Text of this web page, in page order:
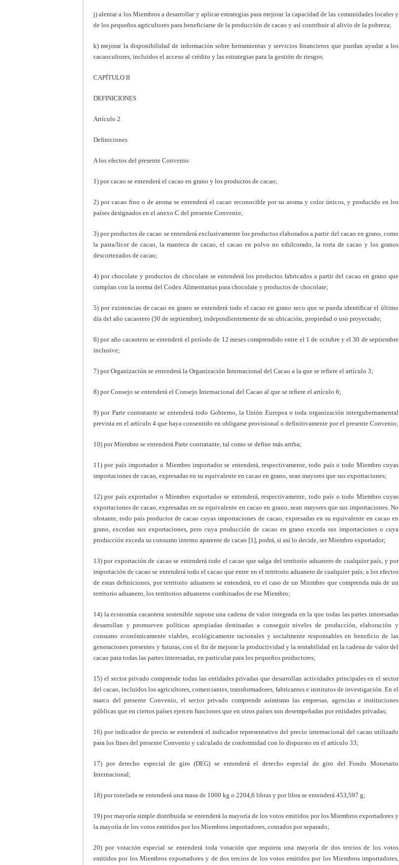
j) alentar a los Miembros a desarrollar y aplicar estrategias para mejorar la capacidad de las comunidades locales y
de los pequeños agricultores para beneficiarse de la producción de cacao y así contribuir al alivio de la pobreza;
k) mejorar la disponibilidad de información sobre herramientas y servicios financieros que puedan ayudar a los
cacaocultores, incluidos el acceso al crédito y las estrategias para la gestión de riesgos.
CAPÍTULO II
DEFINICIONES
Artículo 2
Definiciones
A los efectos del presente Convenio:
1) por cacao se entenderá el cacao en grano y los productos de cacao;
2) por cacao fino o de aroma se entenderá el cacao reconocible por su aroma y color únicos, y producido en los
países designados en el anexo C del presente Convenio;
3) por productos de cacao se entenderá exclusivamente los productos elaborados a partir del cacao en grano, como
la pasta/licor de cacao, la manteca de cacao, el cacao en polvo no edulcorado, la torta de cacao y los granos
descortezados de cacao;
4) por chocolate y productos de chocolate se entenderá los productos fabricados a partir del cacao en grano que
cumplan con la norma del Codex Alimentarius para chocolate y productos de chocolate;
5) por existencias de cacao en grano se entenderá todo el cacao en grano seco que se pueda identificar el último
día del año cacaotero (30 de septiembre), independientemente de su ubicación, propiedad o uso proyectado;
6) por año cacaotero se entenderá el período de 12 meses comprendido entre el 1 de octubre y el 30 de septiembre
inclusive;
7) por Organización se entenderá la Organización Internacional del Cacao a la que se refiere el artículo 3;
8) por Consejo se entenderá el Consejo Internacional del Cacao al que se refiere el artículo 6;
9) por Parte contratante se entenderá todo Gobierno, la Unión Europea o toda organización intergubernamental
prevista en el artículo 4 que haya consentido en obligarse provisional o definitivamente por el presente Convenio;
10) por Miembro se entenderá Parte contratante, tal como se define más arriba;
11) por país importador o Miembro importador se entenderá, respectivamente, todo país o todo Miembro cuyas
importaciones de cacao, expresadas en su equivalente en cacao en grano, sean mayores que sus exportaciones;
12) por país exportador o Miembro exportador se entenderá, respectivamente, todo país o todo Miembro cuyas
exportaciones de cacao, expresadas en su equivalente en cacao en grano, sean mayores que sus importaciones. No
obstante, todo país productor de cacao cuyas importaciones de cacao, expresadas en su equivalente en cacao en
grano, excedan sus exportaciones, pero cuya producción de cacao en grano exceda sus importaciones o cuya
producción exceda su consumo interno aparente de cacao [1], podrá, si así lo decide, ser Miembro exportador;
13) por exportación de cacao se entenderá todo el cacao que salga del territorio aduanero de cualquier país, y por
importación de cacao se entenderá todo el cacao que entre en el territorio aduanero de cualquier país; a los efectos
de estas definiciones, por territorio aduanero se entenderá, en el caso de un Miembro que comprenda más de un
territorio aduanero, los territorios aduaneros combinados de ese Miembro;
14) la economía cacaotera sostenible supone una cadena de valor integrada en la que todas las partes interesadas
desarrollan y promueven políticas apropiadas destinadas a conseguir niveles de producción, elaboración y
consumo económicamente viables, ecológicamente racionales y socialmente responsables en beneficio de las
generaciones presentes y futuras, con el fin de mejorar la productividad y la rentabilidad en la cadena de valor del
cacao para todas las partes interesadas, en particular para los pequeños productores;
15) el sector privado comprende todas las entidades privadas que desarrollan actividades principales en el sector
del cacao, incluidos los agricultores, comerciantes, transformadores, fabricantes e institutos de investigación. En el
marco del presente Convenio, el sector privado comprende asimismo las empresas, agencias e instituciones
públicas que en ciertos países ejercen funciones que en otros países son desempeñadas por entidades privadas;
16) por indicador de precio se entenderá el indicador representativo del precio internacional del cacao utilizado
para los fines del presente Convenio y calculado de conformidad con lo dispuesto en el artículo 33;
17) por derecho especial de giro (DEG) se entenderá el derecho especial de giro del Fondo Monetario
Internacional;
18) por tonelada se entenderá una masa de 1000 kg o 2204,6 libras y por libra se entenderá 453,597 g;
19) por mayoría simple distribuida se entenderá la mayoría de los votos emitidos por los Miembros exportadores y
la mayoría de los votos emitidos por los Miembros importadores, contados por separado;
20) por votación especial se entenderá toda votación que requiera una mayoría de dos tercios de los votos
emitidos por los Miembros exportadores y de dos tercios de los votos emitidos por los Miembros importadores,